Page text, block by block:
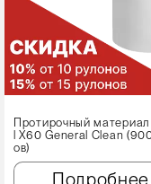
Протирочный материал
l X60 Genеral Clean
ов)
Подробнее